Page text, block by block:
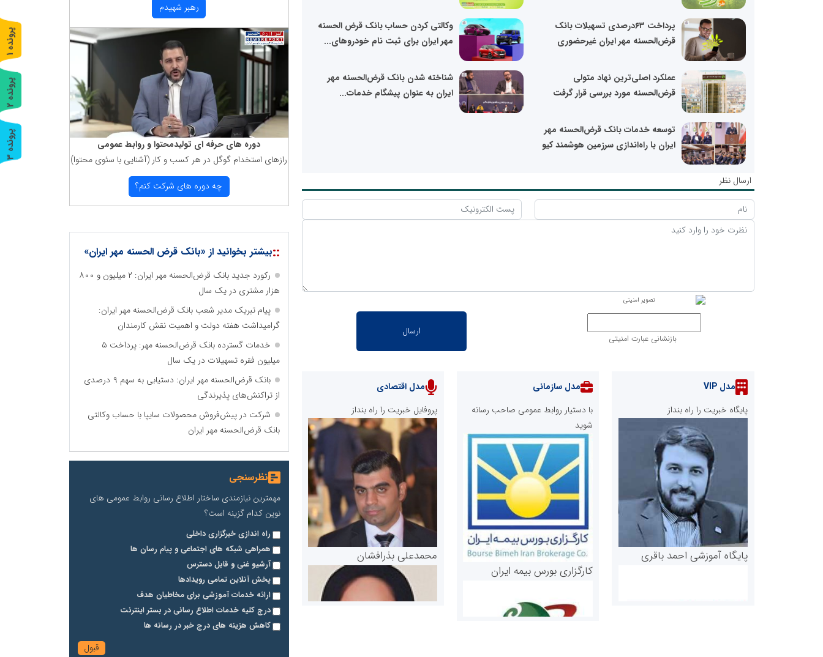
پرداخت ۶۳درصدی تسهیلات بانک
قرض‌الحسنه مهر ایران غیرحضوری
وکالتی کردن حساب بانک قرض الحسنه
مهر ایران برای ثبت نام خودروهای...
عملکرد اصلی‌ترین نهاد متولی
قرض‌الحسنه مورد بررسی قرار گرفت
شناخته شدن بانک قرض‌الحسنه مهر
ایران به عنوان پیشگام خدمات...
توسعه خدمات بانک قرض‌الحسنه مهر
ایران با راه‌اندازی سرزمین هوشمند کیو
ارسال نظر
بازنشانی عبارت امنیتی
مدل VIP
پایگاه خبریت را راه بنداز
پایگاه آموزشی احمد باقری
مدل سازمانی
با دستیار روابط عمومی صاحب رسانه
شوید
کارگزاری بورس بیمه ایران
مدل اقتصادی
پروفایل خبریت را راه بنداز
محمدعلی بذرافشان
رهبر شهیدم
دوره های حرفه ای تولیدمحتوا و روابط عمومی
رازهای استخدام گوگل در هر كسب و كار (آشنایی با سئوی محتوا)
چه دوره های شركت كنم؟
::بیشتر بخوانید از «بانک قرض الحسنه مهر ایران»
رکورد جدید بانک قرض‌الحسنه مهر ایران: ۲ میلیون و ۸۰۰
هزار مشتری در یک سال
پیام تبریک مدیر شعب بانک قرض‌الحسنه مهر ایران:
گرامیداشت هفته دولت و اهمیت نقش کارمندان
خدمات گسترده بانک قرض‌الحسنه مهر: پرداخت ۵
میلیون فقره تسهیلات در یک سال
بانک قرض‌الحسنه مهر ایران: دستیابی به سهم ۹ درصدی
از تراکنش‌های پذیرندگی
شرکت در پیش‌فروش محصولات سایپا با حساب وکالتی
بانک قرض‌الحسنه مهر ایران
نظرسنجی
مهمترین نیازمندی ساختار اطلاع رسانی روابط عمومی های
نوین کدام گزینه است؟
راه اندازی خبرگزاری داخلی
همراهی شبکه های اجتماعی و پیام رسان ها
آرشیو غنی و قابل دسترس
پخش آنلاین تمامی رویدادها
ارائه خدمات آموزشی برای مخاطیان هدف
درج کلیه خدمات اطلاع رسانی در بستر اینترنت
کاهش هزینه های درج خبر در رسانه ها
پ
ر
و
ن
د
ه
1
پ
ر
و
ن
د
ه
2
پ
ر
و
ن
د
ه
3